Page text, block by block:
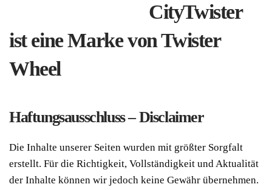
CityTwister
ist eine Marke von Twister
Wheel
Haftungsausschluss – Disclaimer
Die Inhalte unserer Seiten wurden mit größter Sorgfalt
erstellt. Für die Richtigkeit, Vollständigkeit und Aktualität
der Inhalte können wir jedoch keine Gewähr übernehmen.